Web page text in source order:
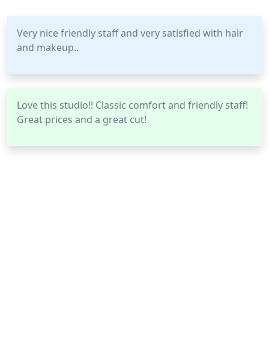
Very nice friendly staff and very satisfied with hair
and makeup..
Love this studio!! Classic comfort and friendly staff!
Great prices and a great cut!